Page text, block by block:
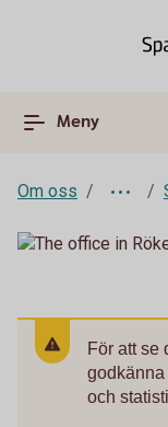
Meny
Om oss
För att se
godkänna
och